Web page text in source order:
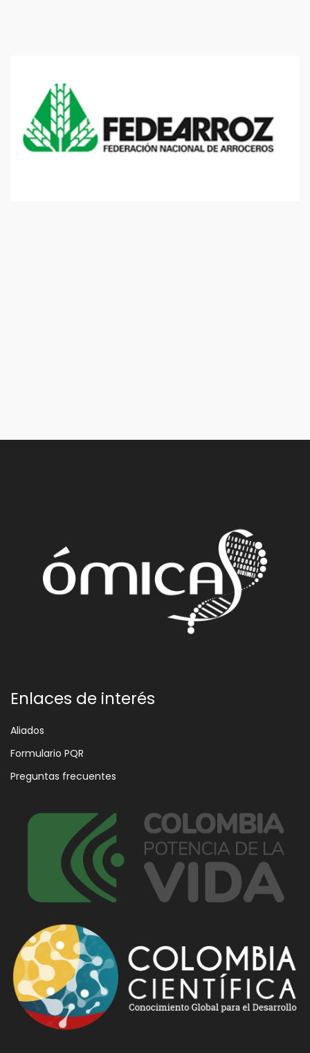
Enlaces de interés
Aliados
Formulario PQR
Preguntas frecuentes